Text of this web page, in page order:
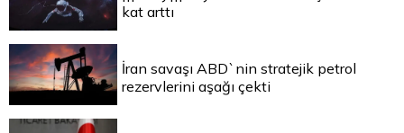
kat arttı
İran savaşı ABD`nin stratejik petrol
rezervlerini aşağı çekti